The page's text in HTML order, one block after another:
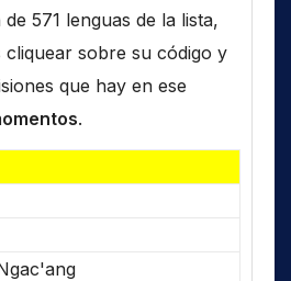
571 lenguas de la lista,
cliquear sobre su código y
que hay en ese
.